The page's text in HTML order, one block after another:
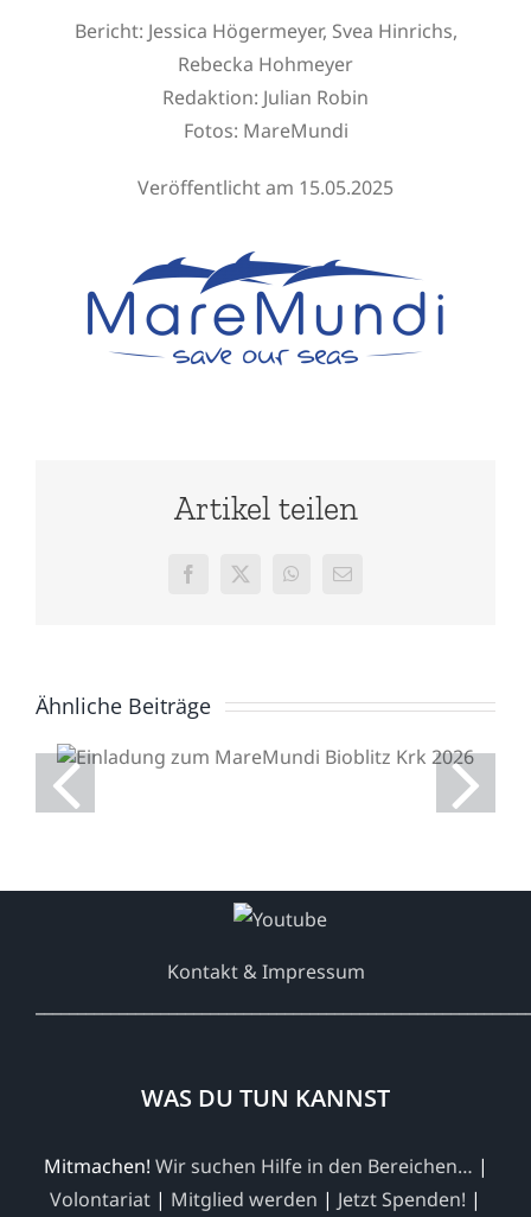
Bericht: Jessica Högermeyer, Svea Hinrichs,
Rebecka Hohmeyer
Redaktion: Julian Robin
Fotos: MareMundi
Veröffentlicht am 15.05.2025
Artikel teilen
Facebook
X WhatsApp
E-
Ähnliche BeiträgeEinladung zum
MareMundi Bioblitz Krk
Kontakt & Impressum
WAS DU TUN KANNST
Mitmachen! Wir suchen Hilfe in den Bereichen… |
Volontariat | Mitglied werden | Jetzt Spenden! |